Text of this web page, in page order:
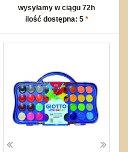
wysyłamy w ciągu 72h
ilość dostępna: 5 *